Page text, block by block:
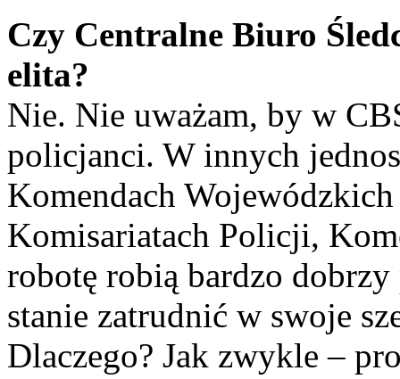
Czy Centralne Biuro
elita?
Nie. Nie uważam, by w
policjanci. W innych
Komendach
Komisariatach Policji,
robotę robią bardzo
stanie zatrudnić w swoje
Dlaczego? Jak zwykle –